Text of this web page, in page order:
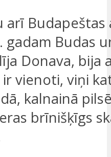
Budapeštas
gadam Budas
Donava, bija
vienoti, viņi
kalnainā
brīnišķīgs